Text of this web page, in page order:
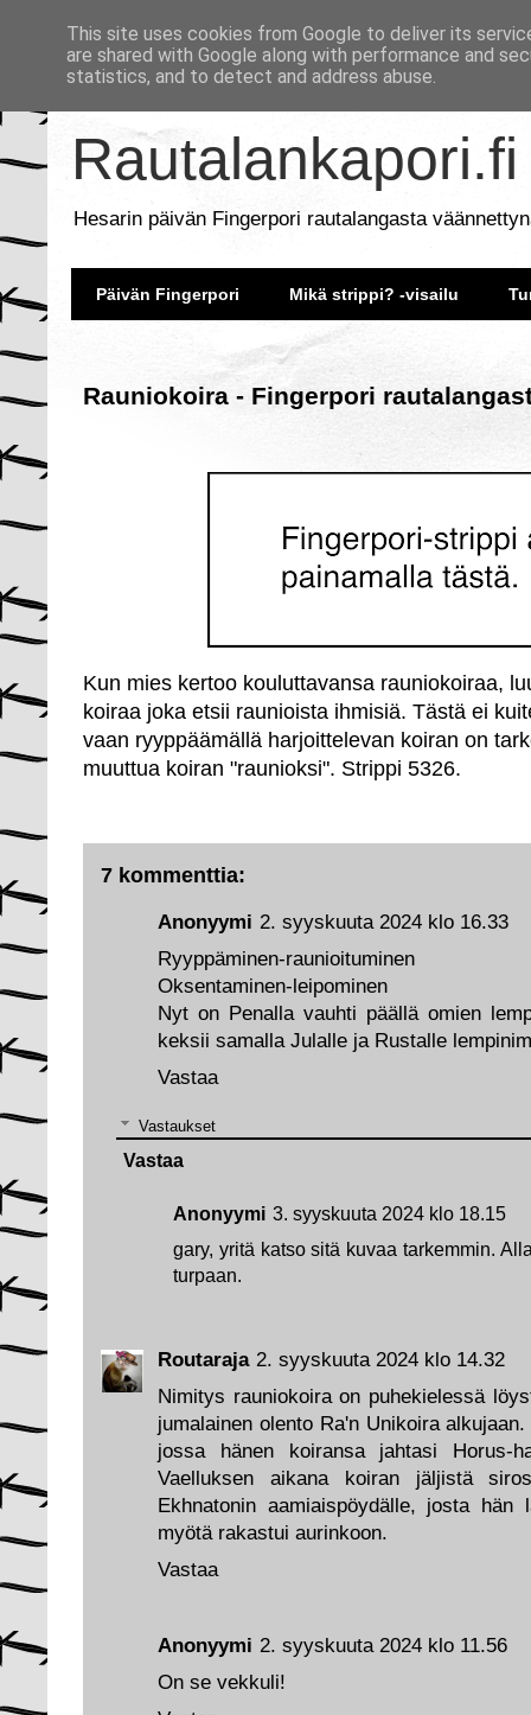
Rautalankapori.fi
Hesarin päivän Fingerpori rautalangasta
Päivän Fingerpori Mikä strippi? -visailu
Rauniokoira - Fingerpori
Kun mies kertoo kouluttavansa rauniokoiraa,
koiraa joka etsii raunioista ihmisiä. Tästä ei
vaan ryyppäämällä harjoittelevan koiran on
muuttua koiran "raunioksi". Strippi 5326.
7 kommenttia:
Anonyymi 2. syyskuuta 2024 klo 11.56
On se vekkuli!
Routaraja 2. syyskuuta 2024 klo 14.32
Nimitys rauniokoira on puhekielessä
jumalainen olento Ra'n Unikoira
jossa hänen koiransa jahtasi Horus-
Vaelluksen aikana koiran jäljistä
Ekhnatonin aamiaispöydälle, josta
myötä rakastui aurinkoon.
Vastaa
Anonyymi 2. syyskuuta 2024 klo 16.33
Ryyppäminen-raunioituminen
Oksentaminen-leipominen
Nyt on Penalla vauhti päällä omien
keksii samalla Julalle ja Rustalle
Vastaa
Vastaukset
Anonyymi 3. syyskuuta 2024 klo 18.15
gary, yritä katso sitä kuvaa tarkemmin.
turpaan.
Vastaa
This site uses cookies from Google to deliver its
are shared with Google along with performance and
statistics, and to detect and address abuse.